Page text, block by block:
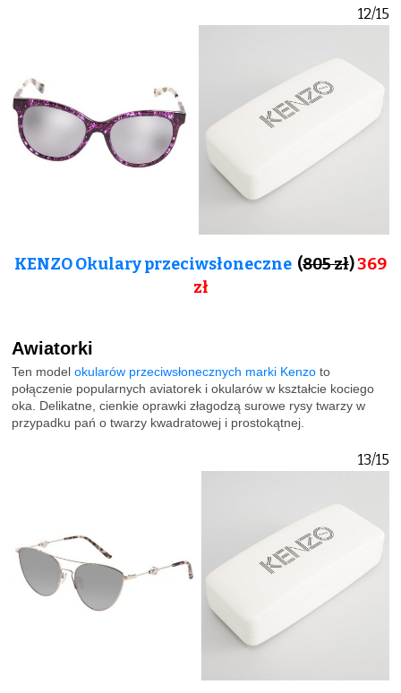
12/15
KENZO Okulary przeciwsłoneczne (805 zł)369
zł
Awiatorki
Ten model okularów przeciwsłonecznych marki Kenzo to
połączenie popularnych aviatorek i okularów w kształcie kociego
oka. Delikatne, cienkie oprawki złagodzą surowe rysy twarzy w
przypadku pań o twarzy kwadratowej i prostokątnej.
13/15